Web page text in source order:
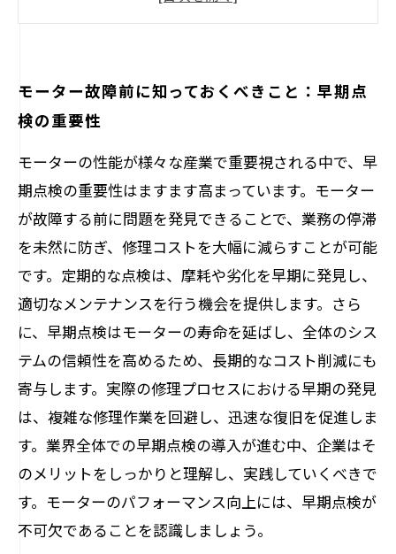
費用対効果抜群！早期点検がもたらす経済メ
ール
モーター修理における早期点検の実践と成功
の秘訣
モーター修理の未来：早期点検が切り開く新
たな可能性
モーター故障前に知っておくべきこと：早期点
検の重要性
モーターの性能が様々な産業で重要視される中で、早
期点検の重要性はますます高まっています。モーター
が故障する前に問題を発見できることで、業務の停滞
を未然に防ぎ、修理コストを大幅に減らすことが可能
です。定期的な点検は、摩耗や劣化を早期に発見し、
適切なメンテナンスを行う機会を提供します。さら
に、早期点検はモーターの寿命を延ばし、全体のシス
テムの信頼性を高めるため、長期的なコスト削減にも
寄与します。実際の修理プロセスにおける早期の発見
は、複雑な修理作業を回避し、迅速な復旧を促進しま
す。業界全体での早期点検の導入が進む中、企業はそ
のメリットをしっかりと理解し、実践していくべきで
す。モーターのパフォーマンス向上には、早期点検が
不可欠であることを認識しましょう。